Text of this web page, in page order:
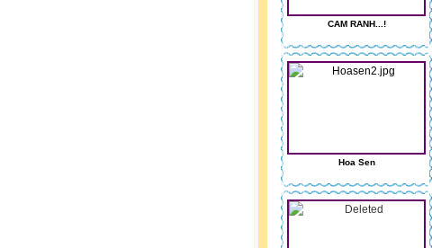
CAM RANH...!
Hoa Sen